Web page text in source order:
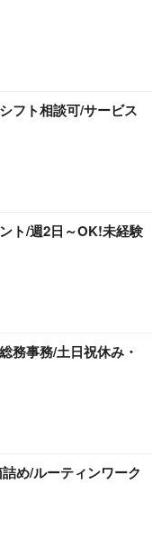
フト相談可/サービス
ト/週2日～OK!未経験
務事務/土日祝休み・
め/ルーティンワーク